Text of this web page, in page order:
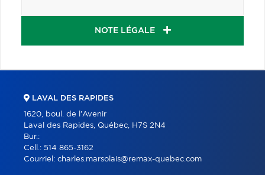
NOTE LÉGALE
LAVAL DES RAPIDES
1620, boul. de l'Avenir
Laval des Rapides, Québec, H7S 2N4
Bur.:
Cell.: 514 865-3162
Courriel: charles.marsolais@remax-quebec.com